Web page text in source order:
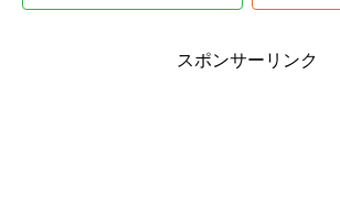
スポンサーリンク